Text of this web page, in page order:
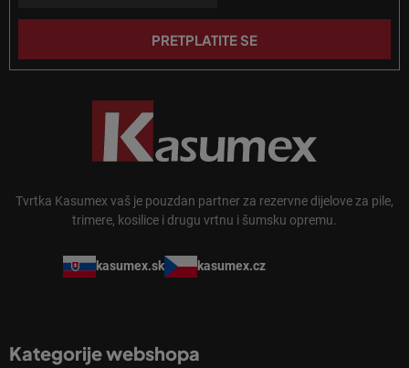
a
Tvrtka Kasumex vaš je pouzdan partner za rezervne dijelove za pile,
trimere, kosilice i drugu vrtnu i šumsku opremu.
kasumex.sk kasumex.cz
Kategorije webshopa
PRETPLATITE SE